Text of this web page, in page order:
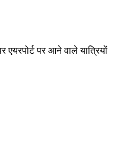
पर आने वाले यात्रियों